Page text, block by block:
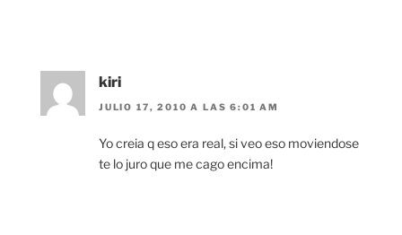
kiri
JULIO 17, 2010 A LAS 6:01 AM
Yo creia q eso era real, si veo eso moviendose
te lo juro que me cago encima!